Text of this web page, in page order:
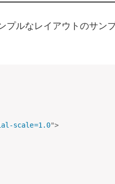
プルなレイアウトのサン
scale=1.0">